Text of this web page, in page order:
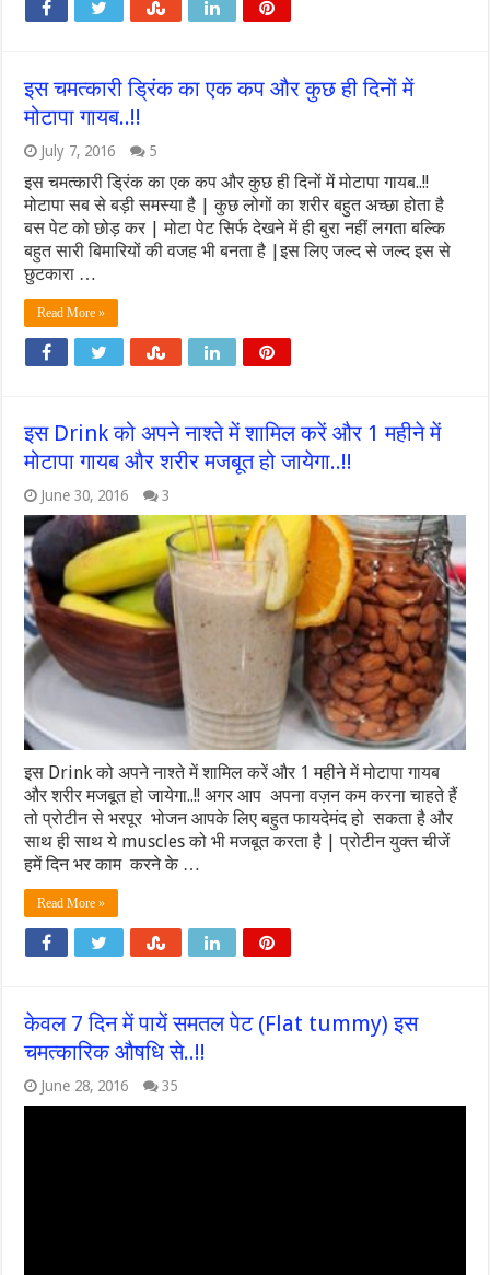
इस चमत्कारी ड्रिंक का एक कप और कुछ ही दिनों में
मोटापा गायब..!!
July 7, 2016 5
इस चमत्कारी ड्रिंक का एक कप और कुछ ही दिनों में मोटापा गायब..!!
मोटापा सब से बड़ी समस्या है | कुछ लोगों का शरीर बहुत अच्छा होता है
बस पेट को छोड़ कर | मोटा पेट सिर्फ देखने में ही बुरा नहीं लगता बल्कि
बहुत सारी बिमारियों की वजह भी बनता है |इस लिए जल्द से जल्द इस से
छुटकारा …
Read More »
इस Drink को अपने नाश्ते में शामिल करें और 1 महीने में
मोटापा गायब और शरीर मजबूत हो जायेगा..!!
June 30, 2016 3
इस Drink को अपने नाश्ते में शामिल करें और 1 महीने में मोटापा गायब
और शरीर मजबूत हो जायेगा..!! अगर आप अपना वज़न कम करना चाहते हैं
तो प्रोटीन से भरपूर भोजन आपके लिए बहुत फायदेमंद हो सकता है और
साथ ही साथ ये muscles को भी मजबूत करता है | प्रोटीन युक्त चीजें
हमें दिन भर काम करने के …
Read More »
केवल 7 दिन में पायें समतल पेट (Flat tummy) इस
चमत्कारिक औषधि से..!!
June 28, 2016 35